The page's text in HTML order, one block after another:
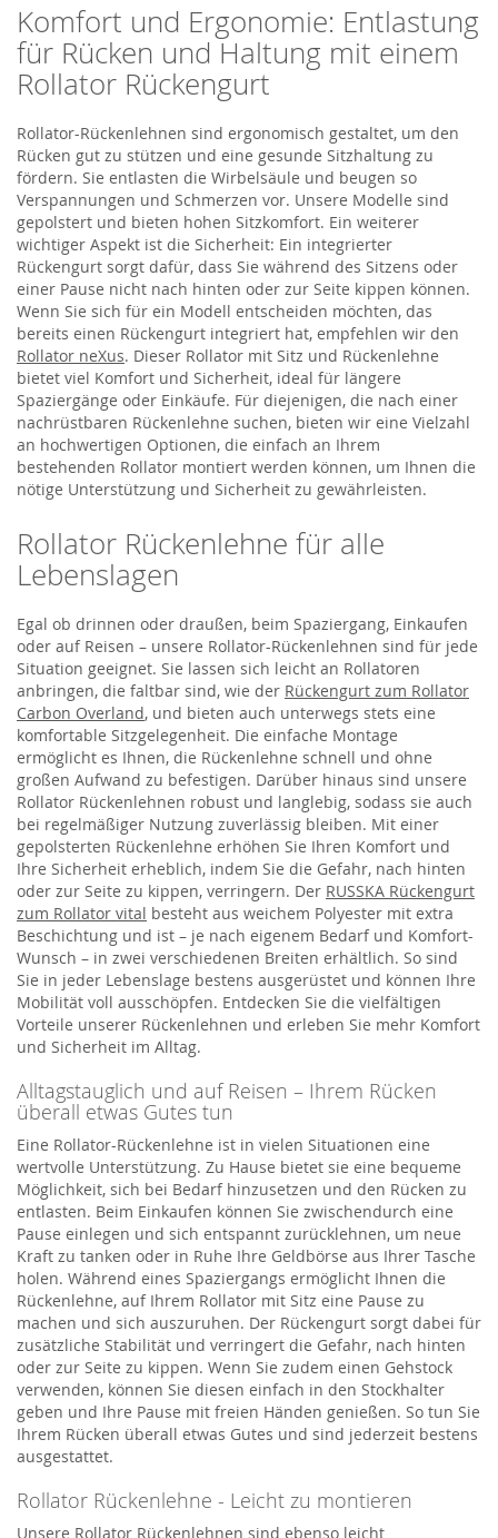
Komfort und Ergonomie: Entlastung
für Rücken und Haltung mit einem
Rollator Rückengurt
Rollator-Rückenlehnen sind ergonomisch gestaltet, um den
Rücken gut zu stützen und eine gesunde Sitzhaltung zu
fördern. Sie entlasten die Wirbelsäule und beugen so
Verspannungen und Schmerzen vor. Unsere Modelle sind
gepolstert und bieten hohen Sitzkomfort. Ein weiterer
wichtiger Aspekt ist die Sicherheit: Ein integrierter
Rückengurt sorgt dafür, dass Sie während des Sitzens oder
einer Pause nicht nach hinten oder zur Seite kippen können.
Wenn Sie sich für ein Modell entscheiden möchten, das
bereits einen Rückengurt integriert hat, empfehlen wir den
Rollator neXus. Dieser Rollator mit Sitz und Rückenlehne
bietet viel Komfort und Sicherheit, ideal für längere
Spaziergänge oder Einkäufe. Für diejenigen, die nach einer
nachrüstbaren Rückenlehne suchen, bieten wir eine Vielzahl
an hochwertigen Optionen, die einfach an Ihrem
bestehenden Rollator montiert werden können, um Ihnen die
nötige Unterstützung und Sicherheit zu gewährleisten.
Rollator Rückenlehne für alle
Lebenslagen
Egal ob drinnen oder draußen, beim Spaziergang, Einkaufen
oder auf Reisen – unsere Rollator-Rückenlehnen sind für jede
Situation geeignet. Sie lassen sich leicht an Rollatoren
anbringen, die faltbar sind, wie der Rückengurt zum Rollator
Carbon Overland, und bieten auch unterwegs stets eine
komfortable Sitzgelegenheit. Die einfache Montage
ermöglicht es Ihnen, die Rückenlehne schnell und ohne
großen Aufwand zu befestigen. Darüber hinaus sind unsere
Rollator Rückenlehnen robust und langlebig, sodass sie auch
bei regelmäßiger Nutzung zuverlässig bleiben. Mit einer
gepolsterten Rückenlehne erhöhen Sie Ihren Komfort und
Ihre Sicherheit erheblich, indem Sie die Gefahr, nach hinten
oder zur Seite zu kippen, verringern. Der RUSSKA Rückengurt
zum Rollator vital besteht aus weichem Polyester mit extra
Beschichtung und ist – je nach eigenem Bedarf und Komfort-
Wunsch – in zwei verschiedenen Breiten erhältlich. So sind
Sie in jeder Lebenslage bestens ausgerüstet und können Ihre
Mobilität voll ausschöpfen. Entdecken Sie die vielfältigen
Vorteile unserer Rückenlehnen und erleben Sie mehr Komfort
und Sicherheit im Alltag.
Alltagstauglich und auf Reisen – Ihrem Rücken
überall etwas Gutes tun
Eine Rollator-Rückenlehne ist in vielen Situationen eine
wertvolle Unterstützung. Zu Hause bietet sie eine bequeme
Möglichkeit, sich bei Bedarf hinzusetzen und den Rücken zu
entlasten. Beim Einkaufen können Sie zwischendurch eine
Pause einlegen und sich entspannt zurücklehnen, um neue
Kraft zu tanken oder in Ruhe Ihre Geldbörse aus Ihrer Tasche
holen. Während eines Spaziergangs ermöglicht Ihnen die
Rückenlehne, auf Ihrem Rollator mit Sitz eine Pause zu
machen und sich auszuruhen. Der Rückengurt sorgt dabei für
zusätzliche Stabilität und verringert die Gefahr, nach hinten
oder zur Seite zu kippen. Wenn Sie zudem einen Gehstock
verwenden, können Sie diesen einfach in den Stockhalter
geben und Ihre Pause mit freien Händen genießen. So tun Sie
Ihrem Rücken überall etwas Gutes und sind jederzeit bestens
ausgestattet.
Rollator Rückenlehne - Leicht zu montieren
Unsere Rollator Rückenlehnen sind ebenso leicht